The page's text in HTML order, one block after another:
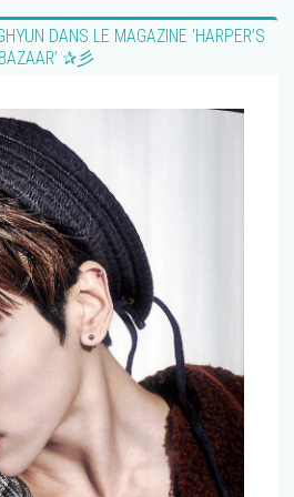
DANS LE MAGAZINE ‘HARPER’S
BAZAAR’ ✰彡